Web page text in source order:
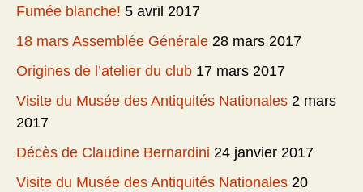
Fumée blanche! 5 avril 2017
18 mars Assemblée Générale 28 mars 2017
Origines de l’atelier du club 17 mars 2017
Visite du Musée des Antiquités Nationales 2 mars
2017
Décès de Claudine Bernardini 24 janvier 2017
Visite du Musée des Antiquités Nationales 20